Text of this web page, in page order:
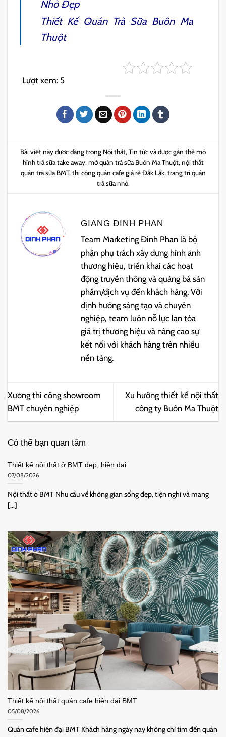
Nhỏ Đẹp
Thiết Kế Quán Trà Sữa Buôn Ma
Thuột
Lượt xem: 5
Bài viết này được đăng trong Nội thất,Tin tứcvà được gắn thẻmô
hình trà sữa take away,mở quán trà sữa Buôn Ma Thuột,nội thất
quán trà sữa BMT,thi công quán cafe giá rẻ Đắk Lắk,trang trí quán
trà sữa nhỏ.
GIANG ĐINH PHAN
Team Marketing Đinh Phan là bộ
phận phụ trách xây dựng hình ảnh
thương hiệu, triển khai các hoạt
động truyền thông và quảng bá sản
phẩm/dịch vụ đến khách hàng. Với
định hướng sáng tạo và chuyên
nghiệp, team luôn nỗ lực lan tỏa
giá trị thương hiệu và nâng cao sự
kết nối với khách hàng trên nhiều
nền tảng.
Xưởng thi công showroom
BMT chuyên nghiệp
Xu hướng thiết kế nội thất
công ty Buôn Ma Thuột
Có thể bạn quan tâm
Thiết kế nội thất ở BMT đẹp, hiện đại
07/08/2026
Nội thất ở BMT Nhu cầu về không gian sống đẹp, tiện nghi và mang
[...]
Thiết kế nội thất quán cafe hiện đại BMT
05/08/2026
Quán cafe hiện đại BMT Khách hàng ngày nay không chỉ tìm đến quán